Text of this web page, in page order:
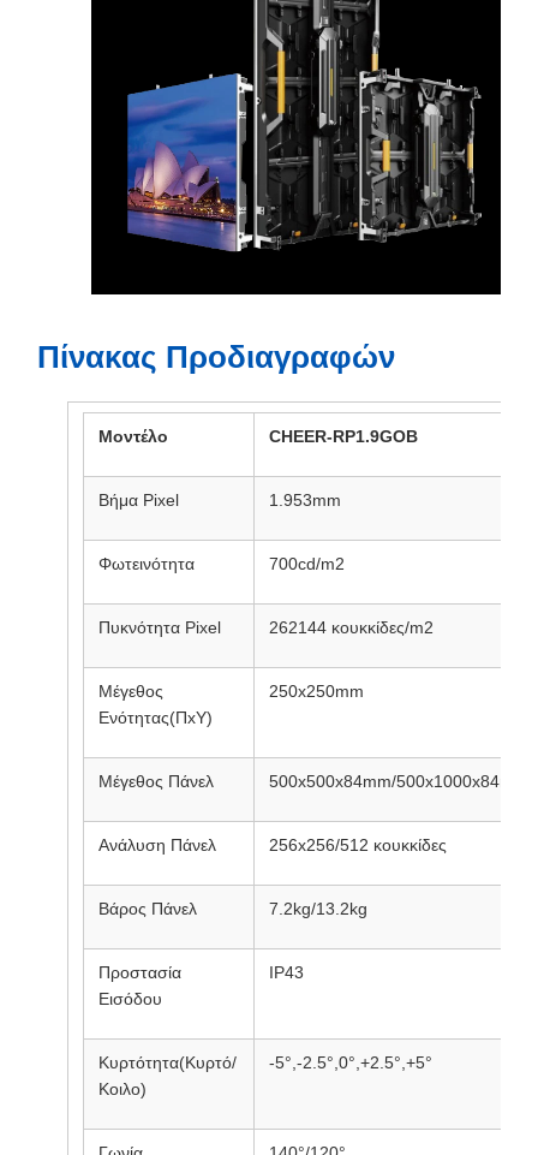
Πίνακας Προδιαγραφών
Μοντέλο CHEER-RP1.9GOB
Βήμα Pixel 1.953mm
Φωτεινότητα 700cd/m2
Πυκνότητα Pixel 262144 κουκκίδες/m2
Μέγεθος
Ενότητας(ΠxΥ)
250x250mm
Μέγεθος Πάνελ 500x500x84mm/500x1000x84mm
Ανάλυση Πάνελ 256x256/512 κουκκίδες
Βάρος Πάνελ 7.2kg/13.2kg
Προστασία
Εισόδου
IP43
Κυρτότητα(Κυρτό/
Κοιλο)
-5°,-2.5°,0°,+2.5°,+5°